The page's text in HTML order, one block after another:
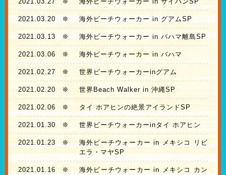
2021.03.20 ❊ 海外ビーチウォーカー in グアムSP
2021.03.13 ❊ 海外ビーチウォーカー in バハマ離島SP
2021.03.06 ❊ 海外ビーチウォーカー in バハマ
2021.02.27 ❊ 世界ビーチウォーカーinグアム
2021.02.20 ❊ 世界Beach Walker in 沖縄SP
2021.02.06 ❊ タイ ホアヒンの絶景アイランドSP
2021.01.30 ❊ 世界ビーチウォーカーinタイ ホアヒン
2021.01.23❊
海外ビーチウォーカー in メキシコ リビ
エラ・マヤSP
2021.01.16 ❊
海外ビーチウォーカー in メキシコ カン